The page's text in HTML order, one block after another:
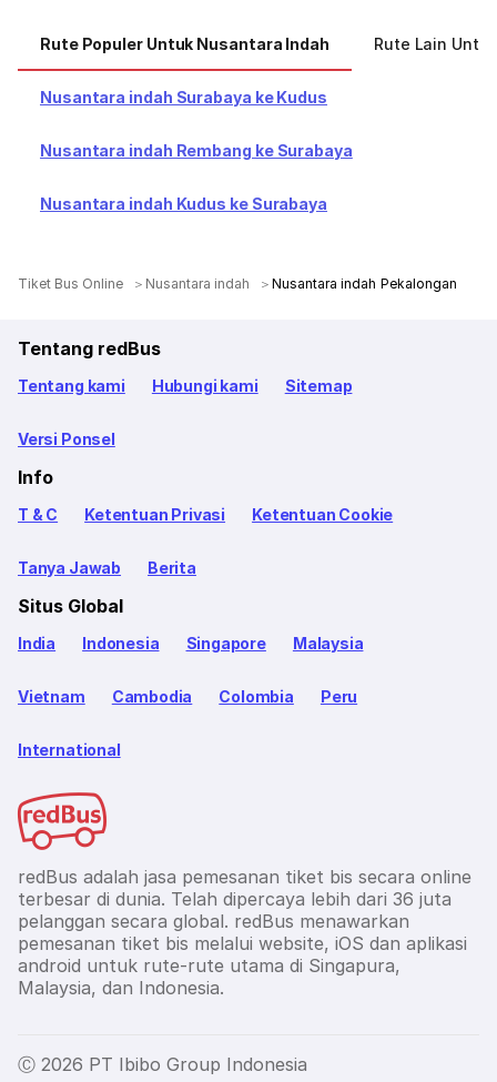
Rute Populer Untuk Nusantara Indah Rute Lain
Nusantara indah Surabaya ke Kudus
Nusantara indah Rembang ke Surabaya
Nusantara indah Kudus ke Surabaya
Tiket Bus Online Nusantara indah Nusantara indah Pekalongan
Tentang redBus
Tentang kami Hubungi kami Sitemap
Versi Ponsel
Info
T & C Ketentuan Privasi Ketentuan Cookie
Tanya Jawab Berita
Situs Global
India Indonesia Singapore Malaysia
Vietnam Cambodia Colombia Peru
International
redBus adalah jasa pemesanan tiket bis secara online
terbesar di dunia. Telah dipercaya lebih dari 36 juta
pelanggan secara global. redBus menawarkan
pemesanan tiket bis melalui website, iOS dan aplikasi
android untuk rute-rute utama di Singapura,
Malaysia, dan Indonesia.
Ⓒ 2026 PT Ibibo Group Indonesia